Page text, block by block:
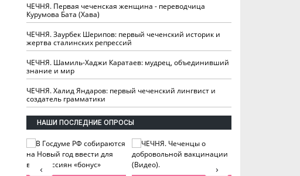
ЧЕЧНЯ. Первая чеченская женщина - переводчица
Курумова Бата (Хава)
ЧЕЧНЯ. Заурбек Шерипов: первый чеченский историк и
жертва сталинских репрессий
ЧЕЧНЯ. Шамиль-Хаджи Каратаев: мудрец, объединивший
знание и мир
ЧЕЧНЯ. Халид Яндаров: первый чеченский лингвист и
создатель грамматики
НАШИ ПОСЛЕДНИЕ ОПРОСЫ
›
‹